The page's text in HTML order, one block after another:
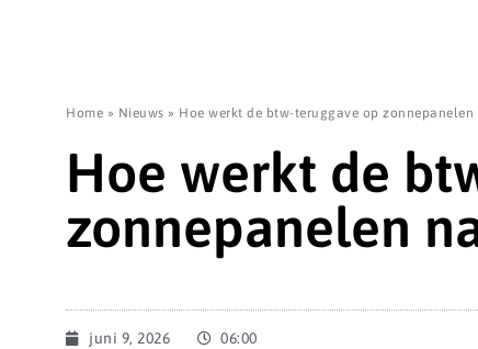
Home » Nieuws » Hoe werkt de btw-teruggave op
Hoe werkt de
zonnepanelen
juni 9, 2026 06:00